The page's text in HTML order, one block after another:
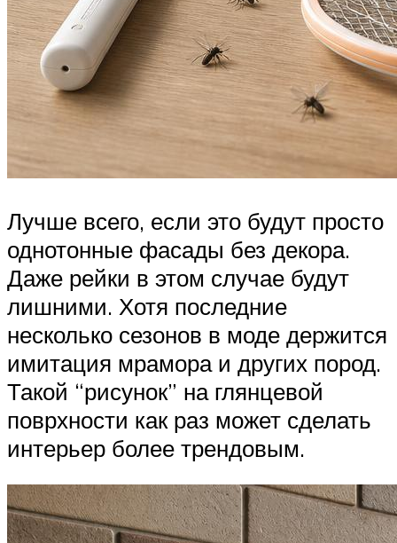
Лучше всего, если это будут просто
однотонные фасады без декора.
Даже рейки в этом случае будут
лишними. Хотя последние
несколько сезонов в моде держится
имитация мрамора и других пород.
Такой “рисунок” на глянцевой
поврхности как раз может сделать
интерьер более трендовым.